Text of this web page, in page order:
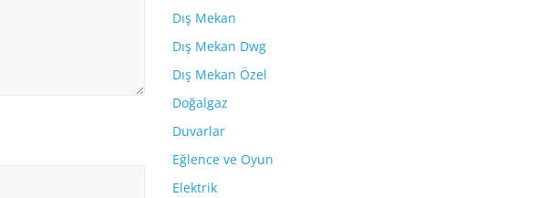
Dış Mekan
Dış Mekan Dwg
Dış Mekan Özel
Doğalgaz
Duvarlar
Eğlence ve Oyun
Elektrik